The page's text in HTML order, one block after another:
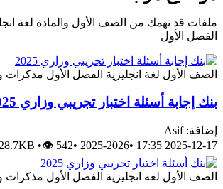
ملفات قد تهمك من الصف الأول والمادة لغة
الفصل الأول
الصف الأول لغة انجليزية الفصل الأول مذكرات
بنك إجابة أسئلة اختبار تجريبي وزاري 2025
إضافة: Asif
2025-12-17 17:35
•
2025-2026
•
•👁 542
الصف الأول لغة انجليزية الفصل الأول مذكرات